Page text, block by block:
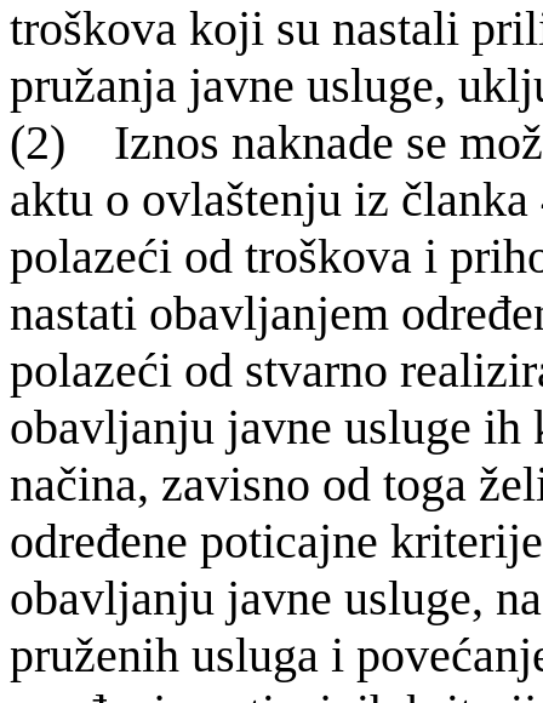
troškova koji su nastali
pružanja javne usluge,
(2) Iznos naknade se mo
aktu o ovlaštenju iz
polazeći od troškova i
nastati obavlja­njem
polazeći od stvarno
obavljanju javne usluge ih
načina, zavisno od toga
određene poticajne
obavljanju javne usluge,
pruženih usluga i